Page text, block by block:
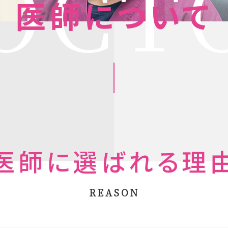
医師について
師に選ばれる理
REASON